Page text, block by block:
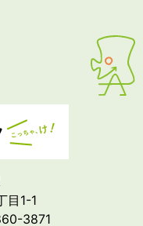
目1-1
3871